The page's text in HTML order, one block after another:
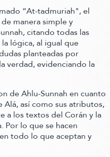
“At-tadmuriah", el
manera simple y
citando todas las
lógica, al igual que
planteadas por
verdad, evidenciando la
de Ahlu-Sunnah en cuanto
así como sus atributos,
a los textos del Corán y la
Por lo que se hacen
todo lo que aceptan y